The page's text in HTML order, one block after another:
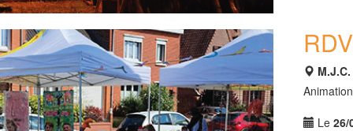
Le26/